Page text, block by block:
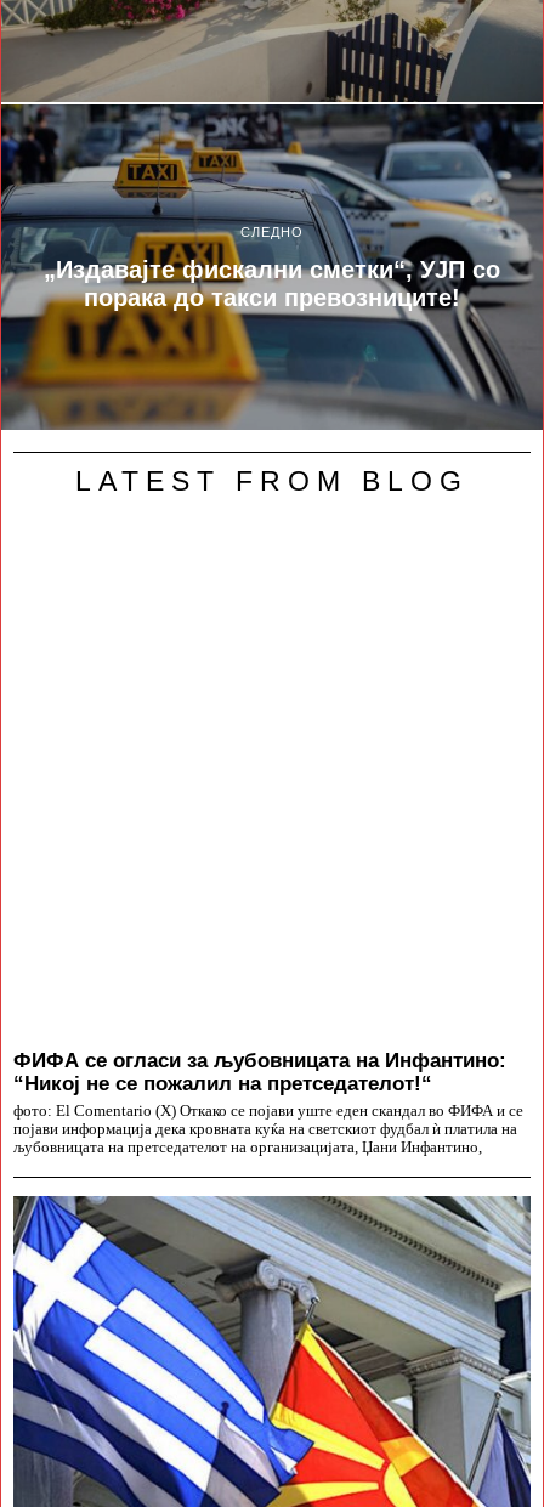
СЛЕДНО
„Издавајте фискални сметки“, УЈП со
порака до такси превозниците!
LATEST FROM BLOG
ФИФА се огласи за љубовницата на Инфантино:
“Никој не се пожалил на претседателот!“
фото: El Comentario (X) Откако се појави уште еден скандал во ФИФА и се
појави информација дека кровната куќа на светскиот фудбал ѝ платила на
љубовницата на претседателот на организацијата, Џани Инфантино,